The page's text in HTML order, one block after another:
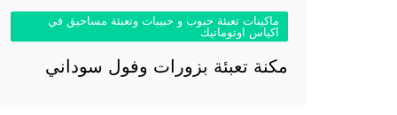
ماكينات تعبئة حبوب و حبيبات وتعبئة مساحيق في
اكياس اوتوماتيك
مكنة تعبئة بزورات وفول سوداني